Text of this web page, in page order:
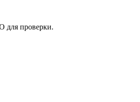
для проверки.